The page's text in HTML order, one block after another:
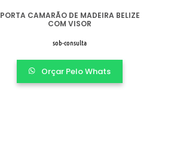
PORTA CAMARÃO DE MADEIRA BELIZE
COM VISOR
sob-consulta
Orçar Pelo Whats